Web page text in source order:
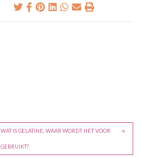
WAT IS GELATINE, WAAR WORDT HET VOOR
GEBRUIKT?